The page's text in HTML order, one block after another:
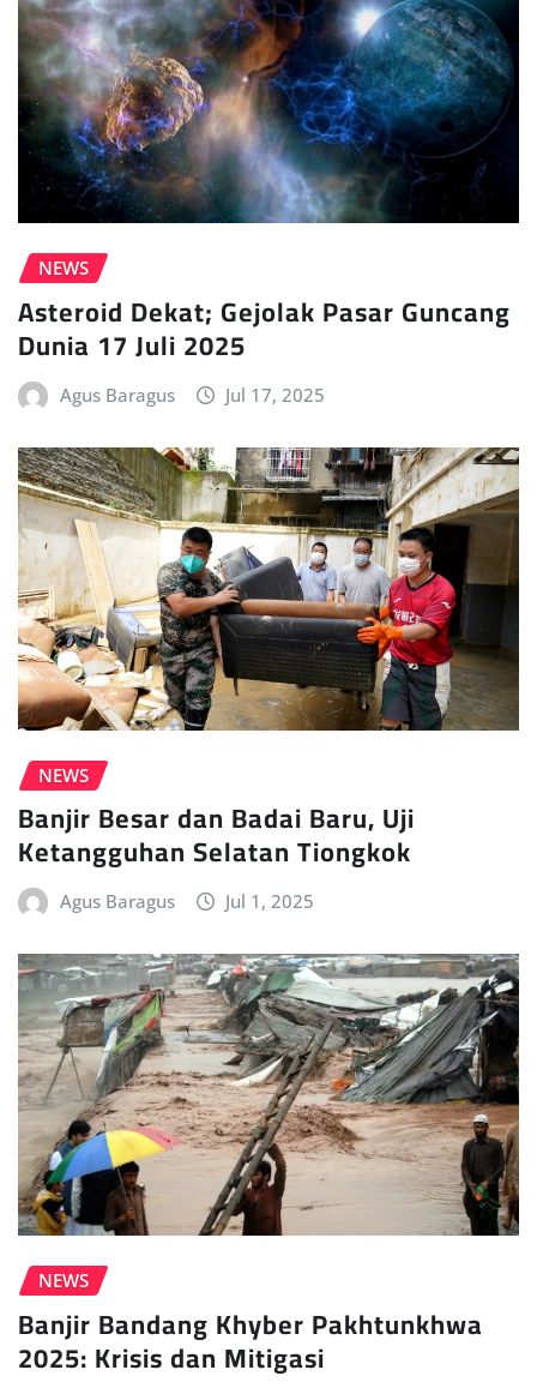
NEWS
Asteroid Dekat; Gejolak Pasar Guncang
Dunia 17 Juli 2025
Agus Baragus Jul 17, 2025
NEWS
Banjir Besar dan Badai Baru, Uji
Ketangguhan Selatan Tiongkok
Agus Baragus Jul 1, 2025
NEWS
Banjir Bandang Khyber Pakhtunkhwa
2025: Krisis dan Mitigasi